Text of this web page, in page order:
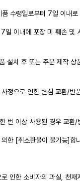
수령일로부터 7일 이내로
일 이내에 포장 미 훼손 및
설치 후 또는 주문 제작 상
정으로 인한 변심 교환/반
번 이상 사용된 경우 교환/
한 [취소환불이 불가능]합
인한 소비자의 과실, 천